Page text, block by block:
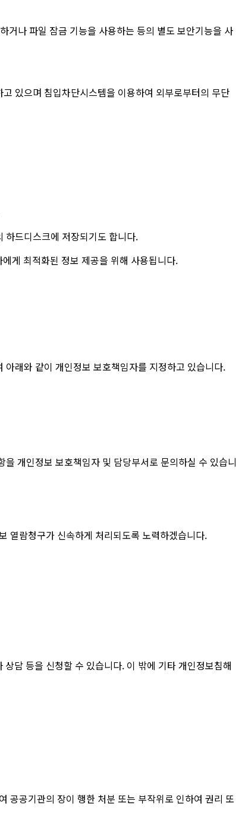
거나 파일 잠금 기능을 사용하는 등의 별도 보안기능을 사
있으며 침입차단시스템을 이용하여 외부로부터의 무단
드디스크에 저장되기도 합니다.
게 최적화된 정보 제공을 위해 사용됩니다.
래와 같이 개인정보 보호책임자를 지정하고 있습니다.
개인정보 보호책임자 및 담당부서로 문의하실 수 있습니
열람청구가 신속하게 처리되도록 노력하겠습니다.
담 등을 신청할 수 있습니다. 이 밖에 기타 개인정보침해
공공기관의 장이 행한 처분 또는 부작위로 인하여 권리 또